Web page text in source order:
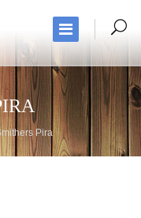
Pira